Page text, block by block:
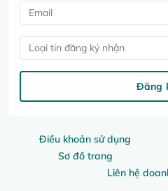
Điều khoản sử dụng
Sơ đồ trang
Liên hệ
Loại tin đăng ký nhận
Đăng